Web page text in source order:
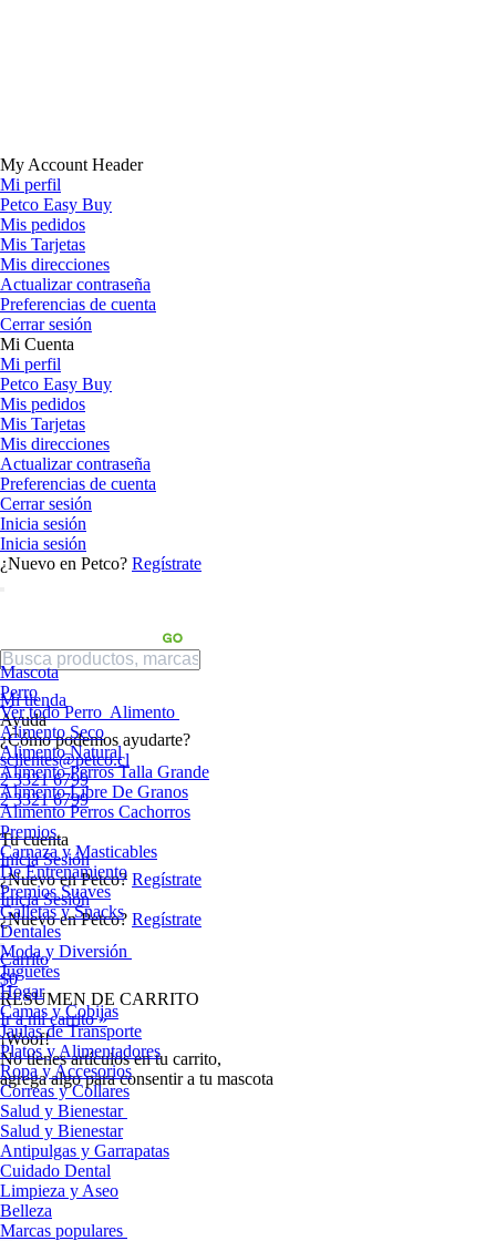
My Account Header
Mi perfil
Petco Easy Buy
Mis pedidos
Mis Tarjetas
Mis direcciones
Actualizar contraseña
Preferencias de cuenta
Cerrar sesión
Mi Cuenta
Mi perfil
Petco Easy Buy
Mis pedidos
Mis Tarjetas
Mis direcciones
Actualizar contraseña
Preferencias de cuenta
Cerrar sesión
Inicia sesión
Inicia sesión
¿Nuevo en Petco? Regístrate
Mi tienda
Ayuda
¿Cómo podemos ayudarte?
sclientes@petco.cl
2 3321 6799
2 3321 6799
Tu cuenta
Inicia Sesión
¿Nuevo en Petco? Regístrate
Inicia Sesión
¿Nuevo en Petco? Regístrate
Carrito
$0
RESUMEN DE CARRITO
Ir a mi carrito »
¡Woof!
No tíenes artículos en tu carrito,
agrega algo para consentir a tu mascota
Mascota
Perro
Ver todo Perro Alimento
Alimento Seco
Alimento Natural
Alimento Perros Talla Grande
Alimento Libre De Granos
Alimento Perros Cachorros
Premios
Carnaza y Masticables
De Entrenamiento
Premios Suaves
Galletas y Snacks
Dentales
Moda y Diversión
Juguetes
Hogar
Camas y Cobijas
Jaulas de Transporte
Platos y Alimentadores
Ropa y Accesorios
Correas y Collares
Salud y Bienestar
Salud y Bienestar
Antipulgas y Garrapatas
Cuidado Dental
Limpieza y Aseo
Belleza
Marcas populares